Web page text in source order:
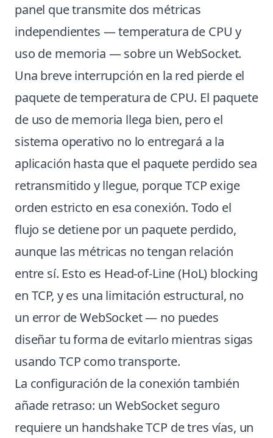
panel que transmite dos métricas
independientes — temperatura de CPU y
uso de memoria — sobre un WebSocket.
Una breve interrupción en la red pierde el
paquete de temperatura de CPU. El paquete
de uso de memoria llega bien, pero el
sistema operativo no lo entregará a la
aplicación hasta que el paquete perdido sea
retransmitido y llegue, porque TCP exige
orden estricto en esa conexión. Todo el
flujo se detiene por un paquete perdido,
aunque las métricas no tengan relación
entre sí. Esto es Head-of-Line (HoL) blocking
en TCP, y es una limitación estructural, no
un error de WebSocket — no puedes
diseñar tu forma de evitarlo mientras sigas
usando TCP como transporte.
La configuración de la conexión también
añade retraso: un WebSocket seguro
requiere un handshake TCP de tres vías, un